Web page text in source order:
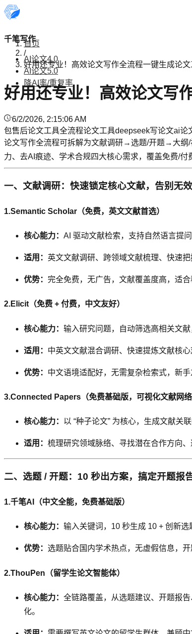
千笔写作
AI论文4.0
AI论文5.0
降AI率/重复率
首页
/
好用还专业！高效论文写作全流程一键生成论文
好用还专业！高效论文写
6/2/2026, 2:15:06 AM
包售后论文工具全流程论文工具deepseek写论文ai论
论文写作全流程可拆解为文献调研→选题/开题→大
力、去AI痕迹、学术合规四大核心需求，覆盖免费/付
一、文献调研：快速锁定核心文献，告别无
1.Semantic Scholar（免费，英文文献首选）
核心能力： AI 驱动文献检索，支持自然语言提
适用： 英文文献调研、跨领域文献梳理、快速把
优势： 完全免费，无广告，文献覆盖度高，适合
2.Elicit（免费 + 付费，中文友好）
核心能力： 输入研究问题，自动筛选高相关文献
适用： 中英文文献混合调研、快速提炼文献核心
优势： 中文语境适配好，无需复杂检索式，新手
3.Connected Papers（免费基础版，可视化文献网络
核心能力： 以 “种子论文” 为核心，生成文献关
适用： 梳理研究领域脉络、寻找潜在合作方向、
二、选题 / 开题：10 秒出方案，搞定开题报
1.千笔AI（中文全能，免费基础版）
核心能力： 输入关键词，10 秒生成 10 + 创新
优势： 选题贴合国内学术热点，无虚假信息，
2.ThouPen（留学生论文智能体）
核心能力： 全链路覆盖，从选题建议、开题报
化。